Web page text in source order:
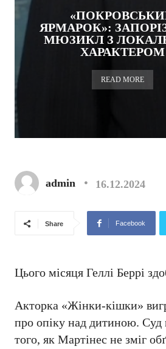
ЯРМАРОК»:
МЮЗИКЛ З
ХАРАКТЕРОМ
READ MORE
admin 16.12.2024
Share Facebook
Цього місяця Геллі Беррі
Акторка «Жінки-кішки»
про опіку над дитиною. Суд
того, як Мартінес не зміг